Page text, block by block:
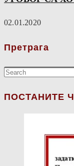
02.01.2020
Претрага
ПОСТАНИТЕ